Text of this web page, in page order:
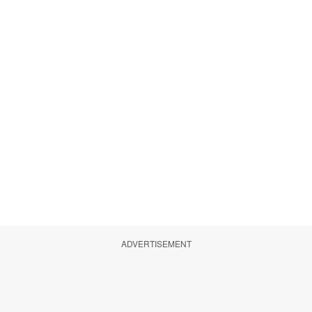
ADVERTISEMENT